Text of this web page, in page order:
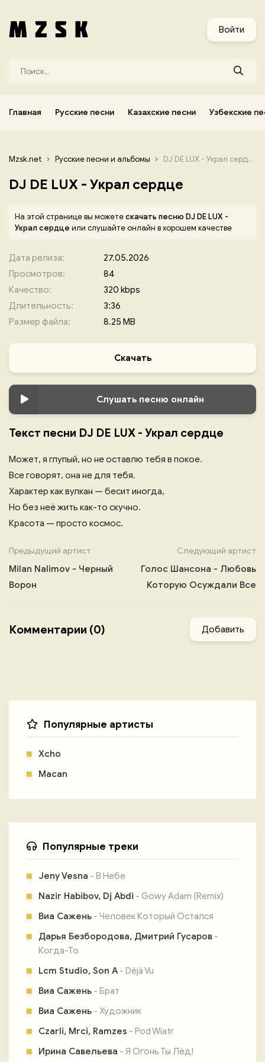
Войти
Главная Русские песни Казахские песни Узбекские
Mzsk.net Русские песни и альбомы DJ DE LUX - Украл сердце
DJ DE LUX - Украл сердце
На этой странице вы можетескачать песню DJ DE LUX -
Украл сердце или слушайте онлайн в хорошем качестве
Дата релиза:
27.05.2026
Просмотров:
84
Качество:
320 kbps
Длительность:
3:36
Размер файла:
8.25 MB
Скачать
Слушать песню онлайн
Текст песни DJ DE LUX - Украл сердце
Может, я глупый, но не оставлю тебя в покое.
Все говорят, она не для тебя.
Характер как вулкан — бесит иногда,
Но без неё жить как-то скучно.
Красота — просто космос.
Предыдущий артист
Milan Nalimov - Черный
Ворон
Следующий артист
Голос Шансона - Любовь
Которую Осуждали Все
Комментарии (0) Добавить
Популярные артисты
Xcho
Macan
Популярные треки
Jeny Vesna - В Небе
Nazir Habibov, Dj Abdi - Gowy Adam (Remix)
Виа Сажень - Человек Который Остался
Дарья Безбородова, Дмитрий Гусаров -
Когда-То
Lcm Studio, Son A - Déjà Vu
Виа Сажень - Брат
Виа Сажень - Художник
Czarli, Mrci, Ramzes - Pod Wiatr
Ирина Савельева - Я Огонь Ты Лёд!
Узбекские песни Корейские песни